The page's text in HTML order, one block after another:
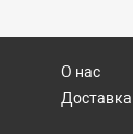
О нас